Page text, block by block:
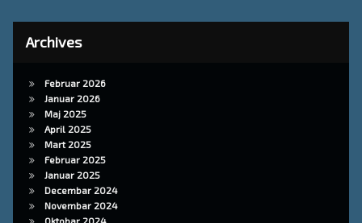
Archives
Februar 2026
Januar 2026
Maj 2025
April 2025
Mart 2025
Februar 2025
Januar 2025
Decembar 2024
Novembar 2024
Oktobar 2024